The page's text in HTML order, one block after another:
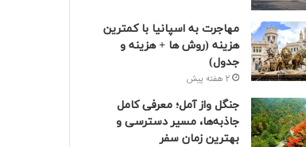
مهاجرت به اسپانیا با کمترین
هزینه (روش ها + هزینه و
جدول)
2 هفته پیش
جنگل واز آمل؛ معرفی کامل
جاذبه‌ها، مسیر دسترسی و
بهترین زمان سفر